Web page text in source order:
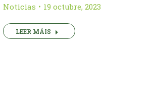
Noticias 19 octubre, 2023
LEER MÁIS